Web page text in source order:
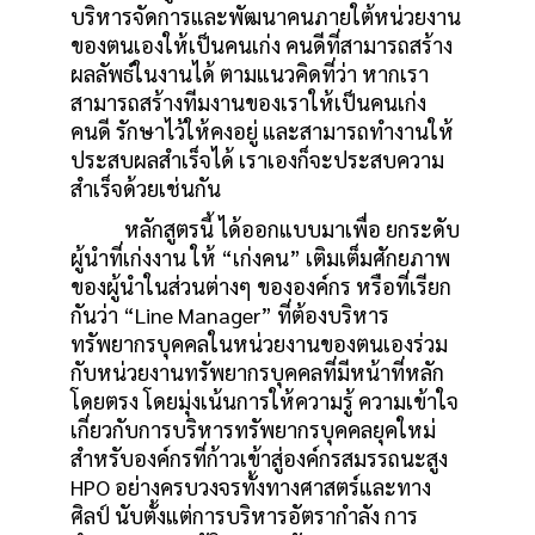
บริหารจัดการและพัฒนาคนภายใต้หน่วยงาน
ของตนเองให้เป็นคนเก่ง คนดีที่สามารถสร้าง
ผลลัพธ์ในงานได้ ตามแนวคิดที่ว่า หากเรา
สามารถสร้างทีมงานของเราให้เป็นคนเก่ง
คนดี รักษาไว้ให้คงอยู่ และสามารถทำงานให้
ประสบผลสำเร็จได้ เราเองก็จะประสบความ
สำเร็จด้วยเช่นกัน
หลักสูตรนี้ ได้ออกแบบมาเพื่อ ยกระดับ
ผู้นำที่เก่งงาน ให้ “เก่งคน” เติมเต็มศักยภาพ
ของผู้นำในส่วนต่างๆ ขององค์กร หรือที่เรียก
กันว่า “Line Manager” ที่ต้องบริหาร
ทรัพยากรบุคคลในหน่วยงานของตนเองร่วม
กับหน่วยงานทรัพยากรบุคคลที่มีหน้าที่หลัก
โดยตรง โดยมุ่งเน้นการให้ความรู้ ความเข้าใจ
เกี่ยวกับการบริหารทรัพยากรบุคคลยุคใหม่
สำหรับองค์กรที่ก้าวเข้าสู่องค์กรสมรรถนะสูง
HPO อย่างครบวงจรทั้งทางศาสตร์และทาง
ศิลป์ นับตั้งแต่การบริหารอัตรากำลัง การ